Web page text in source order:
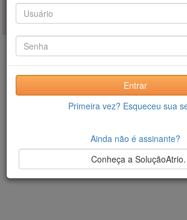
Sessão indisponível (expirada por inatividade
realizado)
Entrar
Primeira vez? Esqueceu sua
Ainda não é assinante?
Conheça a SoluçãoAtrio.